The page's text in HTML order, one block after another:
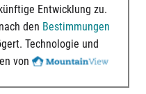
Entwicklung zu.
den Bestimmungen
Technologie und
von